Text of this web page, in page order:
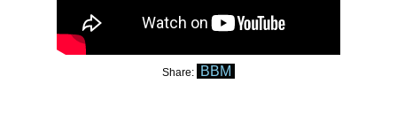
Share: BBM